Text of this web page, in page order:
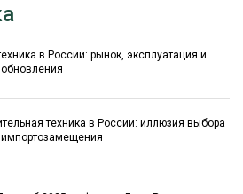
в России: рынок, эксплуатация и
техника в России: иллюзия выбора
импортозамещения